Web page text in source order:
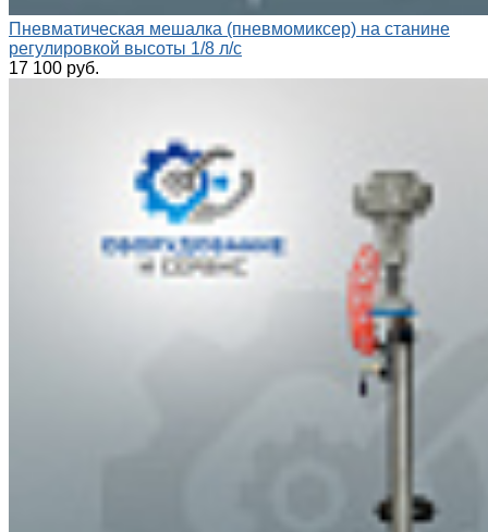
Пневматическая мешалка (пневмомиксер) на станине
регулировкой высоты 1/8 л/с
17 100 руб.